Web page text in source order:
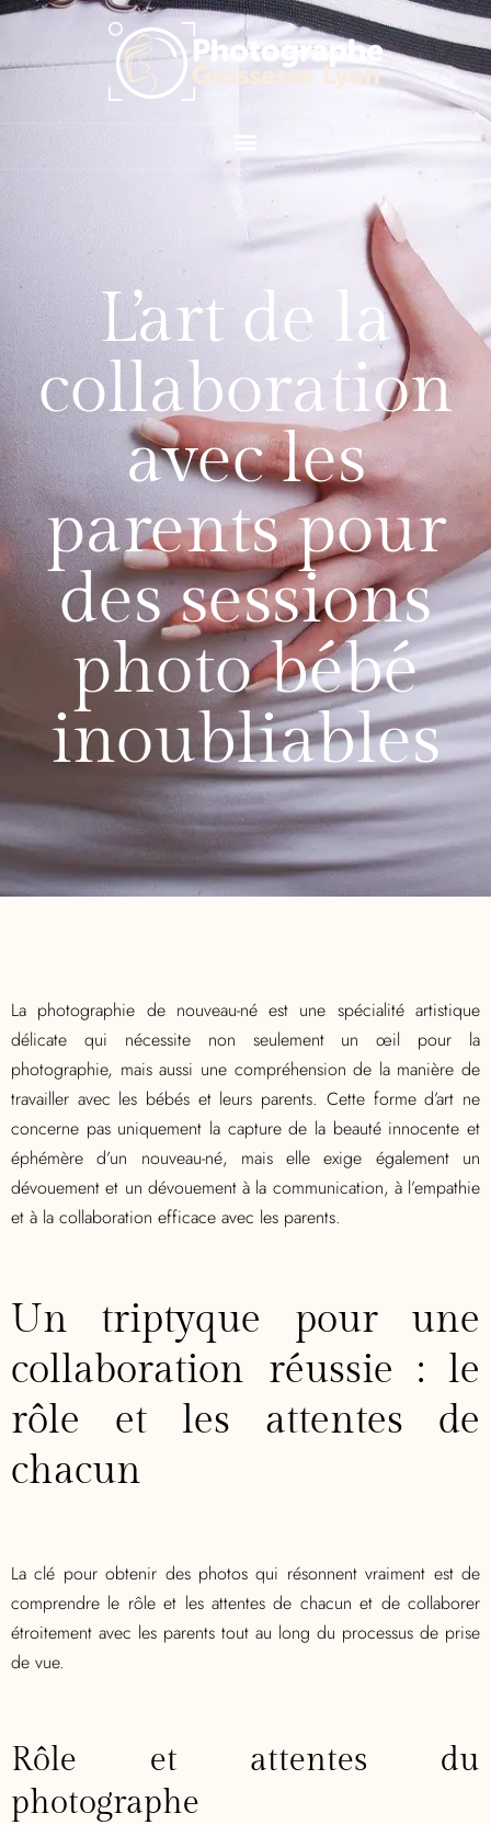
L’art de la
collaboration
avec les
parents pour
des sessions
photo bébé
inoubliables
La photographie de nouveau-né est une spécialité artistique
délicate qui nécessite non seulement un œil pour la
photographie, mais aussi une compréhension de la manière de
travailler avec les bébés et leurs parents. Cette forme d’art ne
concerne pas uniquement la capture de la beauté innocente et
éphémère d’un nouveau-né, mais elle exige également un
dévouement et un dévouement à la communication, à l’empathie
et à la collaboration efficace avec les parents.
Un triptyque pour une
collaboration réussie : le
rôle et les attentes de
chacun
La clé pour obtenir des photos qui résonnent vraiment est de
comprendre le rôle et les attentes de chacun et de collaborer
étroitement avec les parents tout au long du processus de prise
de vue.
Rôle et attentes du
photographe